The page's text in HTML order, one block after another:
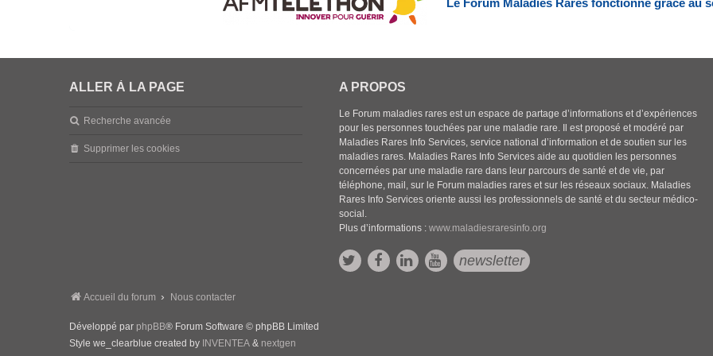
Le Forum Maladies Rares fonctionne grâce au
ALLER À LA PAGE
Recherche avancée
Supprimer les cookies
A PROPOS
Le Forum maladies rares est un espace de partage d’informations et d’expériences
pour les personnes touchées par une maladie rare. Il est proposé et modéré par
Maladies Rares Info Services, service national d’information et de soutien sur les
maladies rares. Maladies Rares Info Services aide au quotidien les personnes
concernées par une maladie rare dans leur parcours de santé et de vie, par
téléphone, mail, sur le Forum maladies rares et sur les réseaux sociaux. Maladies
Rares Info Services oriente aussi les professionnels de santé et du secteur médico-
social.
Plus d’informations :www.maladiesraresinfo.org
newsletter
Accueil du forum Nous contacter
Développé par phpBB® Forum Software © phpBB Limited
Style we_clearblue created by INVENTEA & nextgen